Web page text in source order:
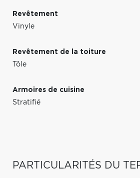
Revêtement
Vinyle
Revêtement de la toiture
Tôle
Armoires de cuisine
Stratifié
PARTICULARITÉS DU